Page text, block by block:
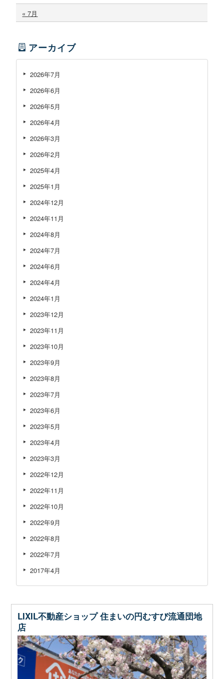
« 7月
アーカイブ
2026年7月
2026年6月
2026年5月
2026年4月
2026年3月
2026年2月
2025年4月
2025年1月
2024年12月
2024年11月
2024年8月
2024年7月
2024年6月
2024年4月
2024年1月
2023年12月
2023年11月
2023年10月
2023年9月
2023年8月
2023年7月
2023年6月
2023年5月
2023年4月
2023年3月
2022年12月
2022年11月
2022年10月
2022年9月
2022年8月
2022年7月
2017年4月
LIXIL不動産ショップ 住まいの円むすび流通団地
店